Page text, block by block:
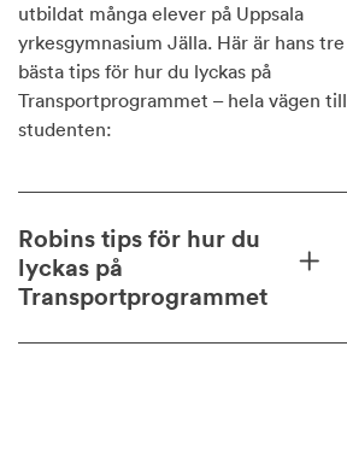
utbildat många elever på Uppsala
yrkesgymnasium Jälla. Här är hans tre
bästa tips för hur du lyckas på
Transportprogrammet – hela vägen till
studenten:
Robins tips för hur du
lyckas på
Transportprogrammet